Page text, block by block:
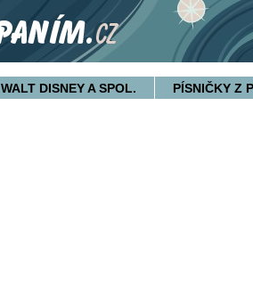
WALT DISNEY A SPOL. PÍSNIČKY Z